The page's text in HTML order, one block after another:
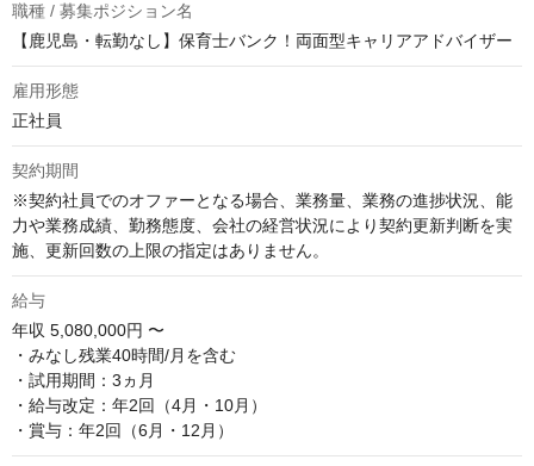
職種 / 募集ポジション名
【鹿児島・転勤なし】保育士バンク！両面型キャリアアドバイザー
雇用形態
正社員
契約期間
※契約社員でのオファーとなる場合、業務量、業務の進捗状況、能
力や業務成績、勤務態度、会社の経営状況により契約更新判断を実
施、更新回数の上限の指定はありません。
給与
年収 5,080,000円 〜
・みなし残業40時間/月を含む
・試用期間：3ヵ月
・給与改定：年2回（4月・10月）
・賞与：年2回（6月・12月）